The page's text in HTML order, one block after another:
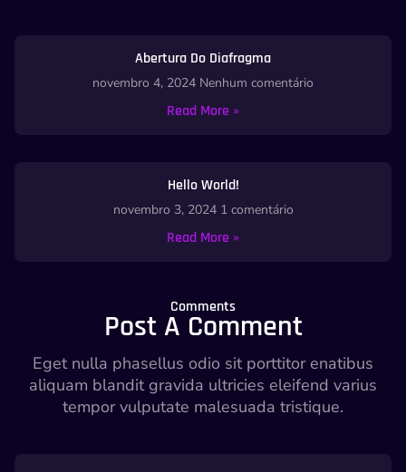
Abertura Do Diafragma
novembro 4, 2024 Nenhum comentário
Read More »
Hello World!
novembro 3, 2024 1 comentário
Read More »
Comments
Post A Comment
Eget nulla phasellus odio sit porttitor enatibus
aliquam blandit gravida ultricies eleifend varius
tempor vulputate malesuada tristique.